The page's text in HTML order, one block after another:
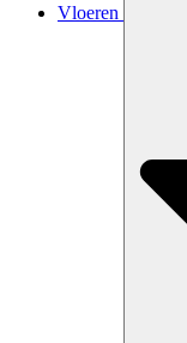
Vloeren